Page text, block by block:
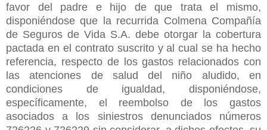
favor del padre e hijo de que trata el mismo,
disponiéndose que la recurrida Colmena Compañía
de Seguros de Vida S.A. debe otorgar la cobertura
pactada en el contrato suscrito y al cual se ha hecho
referencia, respecto de los gastos relacionados con
las atenciones de salud del niño aludido, en
condiciones de igualdad, disponiéndose,
específicamente, el reembolso de los gastos
asociados a los siniestros denunciados números